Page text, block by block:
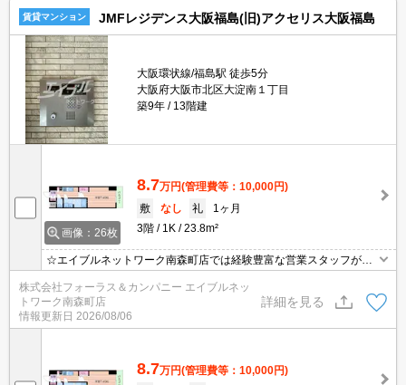
賃貸マンション JMFレジデンス大阪福島(旧)アクセリス大阪福島
大阪環状線/福島駅 徒歩5分
大阪府大阪市北区大淀南１丁目
築9年
13階建
画像：26枚
8.7万円(管理費等：10,000円)
敷
なし 礼
1ヶ月
3階
1K 23.8m²
☆エイブルネットワーク南森町店では経験豊富な営業スタッフが多
現地付近にて待ち合わせをさせていただきご内覧いただくサービス
や、主要駅までのお迎えサービスも実施中です☆詳しくは「エイブ
ルネットワーク南森町店」０１２０－８２１－２６０にお気軽にお
株式会社フォーラス＆カンパニー エイブルネッ
トワーク南森町店
情報更新日 2026/08/06
詳細を見る
8.7万円(管理費等：10,000円)